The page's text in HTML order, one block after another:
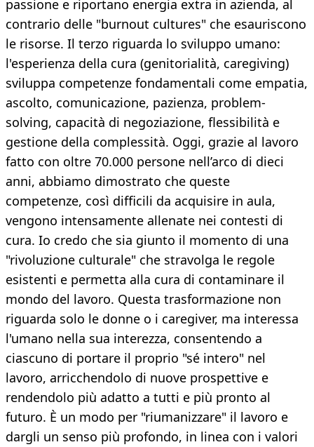
passione e riportano energia extra in azienda, al
contrario delle "burnout cultures" che esauriscono
le risorse. Il terzo riguarda lo sviluppo umano:
l'esperienza della cura (genitorialità, caregiving)
sviluppa competenze fondamentali come empatia,
ascolto, comunicazione, pazienza, problem-
solving, capacità di negoziazione, flessibilità e
gestione della complessità. Oggi, grazie al lavoro
fatto con oltre 70.000 persone nell’arco di dieci
anni, abbiamo dimostrato che queste
competenze, così difficili da acquisire in aula,
vengono intensamente allenate nei contesti di
cura. Io credo che sia giunto il momento di una
"rivoluzione culturale" che stravolga le regole
esistenti e permetta alla cura di contaminare il
mondo del lavoro. Questa trasformazione non
riguarda solo le donne o i caregiver, ma interessa
l'umano nella sua interezza, consentendo a
ciascuno di portare il proprio "sé intero" nel
lavoro, arricchendolo di nuove prospettive e
rendendolo più adatto a tutti e più pronto al
futuro. È un modo per "riumanizzare" il lavoro e
dargli un senso più profondo, in linea con i valori